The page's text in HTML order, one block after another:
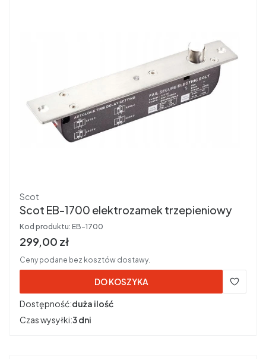
Producent
Scot
Scot EB-1700 elektrozamek trzepieniowy
Kod produktu: EB-1700
Cena brutto
299,00 zł
Ceny podane bez kosztów dostawy.
DO KOSZYKA
Dostępność:duża ilość
Czas wysyłki:3 dni